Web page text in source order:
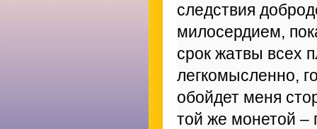
следствия
милосердием,
срок жатвы всех
легкомысленно,
обойдет меня
той же монетой –